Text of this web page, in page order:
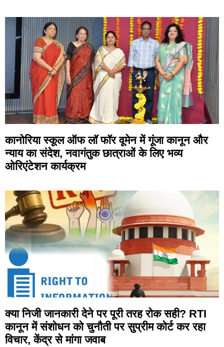
कानोरिया स्कूल ऑफ लॉ फॉर वूमेन में गूंजा कानून और
न्याय का संदेश, नवागंतुक छात्राओं के लिए भव्य
ओरिएंटेशन कार्यक्रम
क्या निजी जानकारी देने पर पूरी तरह रोक सही? RTI
कानून में संशोधन को चुनौती पर सुप्रीम कोर्ट कर रहा
विचार, केंद्र से मांगा जवाब